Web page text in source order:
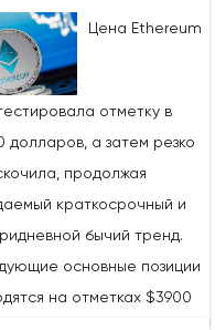
Цена Ethereum
отметку в
долларов, а затем резко
продолжая
краткосрочный и
бычий тренд.
основные позиции
на отметках $3900